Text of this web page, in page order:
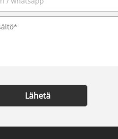
Lähetä